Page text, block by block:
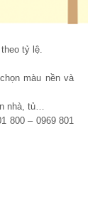
tỷ lệ.
màu nền và
nhà, tủ…
800 – 0969 801